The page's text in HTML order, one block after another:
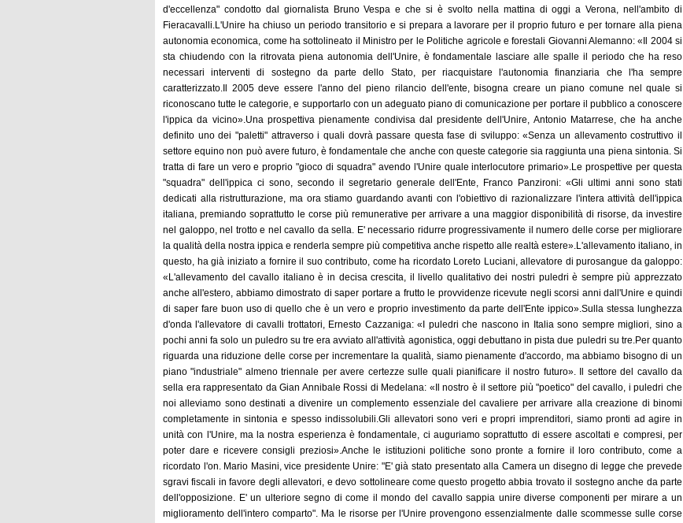
d'eccellenza" condotto dal giornalista Bruno Vespa e che si è svolto nella mattina di oggi a Verona, nell'ambito di
Fieracavalli.L'Unire ha chiuso un periodo transitorio e si prepara a lavorare per il proprio futuro e per tornare alla piena
autonomia economica, come ha sottolineato il Ministro per le Politiche agricole e forestali Giovanni Alemanno: «Il 2004 si
sta chiudendo con la ritrovata piena autonomia dell'Unire, è fondamentale lasciare alle spalle il periodo che ha reso
necessari interventi di sostegno da parte dello Stato, per riacquistare l'autonomia finanziaria che l'ha sempre
caratterizzato.Il 2005 deve essere l'anno del pieno rilancio dell'ente, bisogna creare un piano comune nel quale si
riconoscano tutte le categorie, e supportarlo con un adeguato piano di comunicazione per portare il pubblico a conoscere
l'ippica da vicino».Una prospettiva pienamente condivisa dal presidente dell'Unire, Antonio Matarrese, che ha anche
definito uno dei "paletti" attraverso i quali dovrà passare questa fase di sviluppo: «Senza un allevamento costruttivo il
settore equino non può avere futuro, è fondamentale che anche con queste categorie sia raggiunta una piena sintonia. Si
tratta di fare un vero e proprio "gioco di squadra" avendo l'Unire quale interlocutore primario».Le prospettive per questa
"squadra" dell'ippica ci sono, secondo il segretario generale dell'Ente, Franco Panzironi: «Gli ultimi anni sono stati
dedicati alla ristrutturazione, ma ora stiamo guardando avanti con l'obiettivo di razionalizzare l'intera attività dell'ippica
italiana, premiando soprattutto le corse più remunerative per arrivare a una maggior disponibilità di risorse, da investire
nel galoppo, nel trotto e nel cavallo da sella. E' necessario ridurre progressivamente il numero delle corse per migliorare
la qualità della nostra ippica e renderla sempre più competitiva anche rispetto alle realtà estere».L'allevamento italiano, in
questo, ha già iniziato a fornire il suo contributo, come ha ricordato Loreto Luciani, allevatore di purosangue da galoppo:
«L'allevamento del cavallo italiano è in decisa crescita, il livello qualitativo dei nostri puledri è sempre più apprezzato
anche all'estero, abbiamo dimostrato di saper portare a frutto le provvidenze ricevute negli scorsi anni dall'Unire e quindi
di saper fare buon uso di quello che è un vero e proprio investimento da parte dell'Ente ippico».Sulla stessa lunghezza
d'onda l'allevatore di cavalli trottatori, Ernesto Cazzaniga: «I puledri che nascono in Italia sono sempre migliori, sino a
pochi anni fa solo un puledro su tre era avviato all'attività agonistica, oggi debuttano in pista due puledri su tre.Per quanto
riguarda una riduzione delle corse per incrementare la qualità, siamo pienamente d'accordo, ma abbiamo bisogno di un
piano "industriale" almeno triennale per avere certezze sulle quali pianificare il nostro futuro». Il settore del cavallo da
sella era rappresentato da Gian Annibale Rossi di Medelana: «Il nostro è il settore più "poetico" del cavallo, i puledri che
noi alleviamo sono destinati a divenire un complemento essenziale del cavaliere per arrivare alla creazione di binomi
completamente in sintonia e spesso indissolubili.Gli allevatori sono veri e propri imprenditori, siamo pronti ad agire in
unità con l'Unire, ma la nostra esperienza è fondamentale, ci auguriamo soprattutto di essere ascoltati e compresi, per
poter dare e ricevere consigli preziosi».Anche le istituzioni politiche sono pronte a fornire il loro contributo, come a
ricordato l'on. Mario Masini, vice presidente Unire: "E' già stato presentato alla Camera un disegno di legge che prevede
sgravi fiscali in favore degli allevatori, e devo sottolineare come questo progetto abbia trovato il sostegno anche da parte
dell'opposizione. E' un ulteriore segno di come il mondo del cavallo sappia unire diverse componenti per mirare a un
miglioramento dell'intero comparto". Ma le risorse per l'Unire provengono essenzialmente dalle scommesse sulle corse